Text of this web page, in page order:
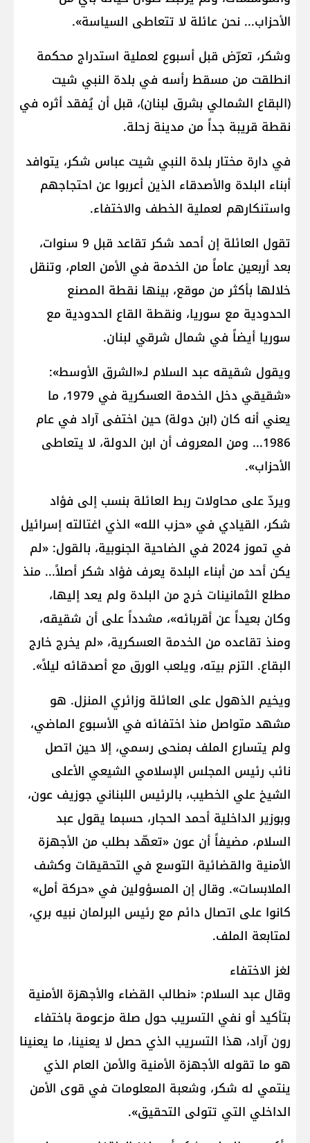
الأحزاب... نحن عائلة لا تتعاطى السياسة».
وشكر، تعرّض قبل أسبوع لعملية استدراج محكمة
انطلقت من مسقط رأسه في بلدة النبي شيت
(البقاع الشمالي بشرق لبنان)، قبل أن يُفقد أثره في
نقطة قريبة جداً من مدينة زحلة.
في دارة مختار بلدة النبي شيت عباس شكر، يتوافد
أبناء البلدة والأصدقاء الذين أعربوا عن احتجاجهم
واستنكارهم لعملية الخطف والاختفاء.
تقول العائلة إن أحمد شكر تقاعد قبل 9 سنوات،
بعد أربعين عاماً من الخدمة في الأمن العام، وتنقل
خلالها بأكثر من موقع، بينها نقطة المصنع
الحدودية مع سوريا، ونقطة القاع الحدودية مع
سوريا أيضاً في شمال شرقي لبنان.
ويقول شقيقه عبد السلام لـ«الشرق الأوسط»:
«شقيقي دخل الخدمة العسكرية في 1979، ما
يعني أنه كان (ابن دولة) حين اختفى آراد في عام
1986... ومن المعروف أن ابن الدولة، لا يتعاطى
الأحزاب».
ويردّ على محاولات ربط العائلة بنسب إلى فؤاد
شكر، القيادي في «حزب الله» الذي اغتالته إسرائيل
في تموز 2024 في الضاحية الجنوبية، بالقول: «لم
يكن أحد من أبناء البلدة يعرف فؤاد شكر أصلاً... منذ
مطلع الثمانينات خرج من البلدة ولم يعد إليها،
وكان بعيداً عن أقربائه»، مشدداً على أن شقيقه،
ومنذ تقاعده من الخدمة العسكرية، «لم يخرج خارج
البقاع. التزم بيته، ويلعب الورق مع أصدقائه ليلاً».
ويخيم الذهول على العائلة وزائري المنزل. هو
مشهد متواصل منذ اختفائه في الأسبوع الماضي،
ولم يتسارع الملف بمنحى رسمي، إلا حين اتصل
نائب رئيس المجلس الإسلامي الشيعي الأعلى
الشيخ علي الخطيب، بالرئيس اللبناني جوزيف عون،
وبوزير الداخلية أحمد الحجار، حسبما يقول عبد
السلام، مضيفاً أن عون «تعهّد بطلب من الأجهزة
الأمنية والقضائية التوسع في التحقيقات وكشف
الملابسات». وقال إن المسؤولين في «حركة أمل»
كانوا على اتصال دائم مع رئيس البرلمان نبيه بري،
لمتابعة الملف.
لغز الاختفاء
وقال عبد السلام: «نطالب القضاء والأجهزة الأمنية
بتأكيد أو نفي التسريب حول صلة مزعومة باختفاء
رون آراد، هذا التسريب الذي حصل لا يعنينا، ما يعنينا
هو ما تقوله الأجهزة الأمنية والأمن العام الذي
ينتمي له شكر، وشعبة المعلومات في قوى الأمن
الداخلي التي تتولى التحقيق».